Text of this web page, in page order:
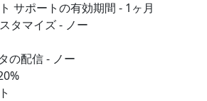
サポートの有効期間 - 1ヶ月
タマイズ - ノー
の配信 - ノー